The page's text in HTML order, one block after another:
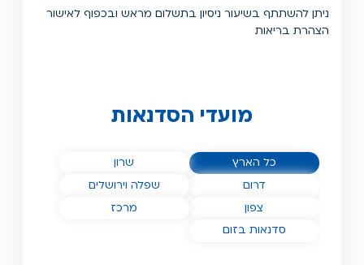
ניתן להשתתף בשיעור ניסיון בתשלום מראש ובכפוף לאישור
הצהרת בריאות
מועדי הסדנאות
הסדנאות שלנו ב
כל הארץ הסדנאות שלנו ב
שרון
הסדנאות שלנו ב
דרום הסדנאות שלנו ב
שפלה וירושלים
הסדנאות שלנו ב
צפון הסדנאות שלנו ב
מרכז
הסדנאות שלנו ב
סדנאות בזום